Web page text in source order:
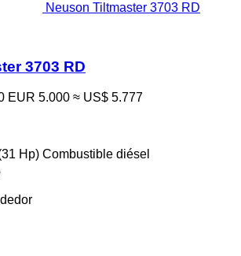
Neuson Tiltmaster 3703 RD
3703 RD
EUR 5.000 ≈ US$ 5.777
Hp) Combustible diésel